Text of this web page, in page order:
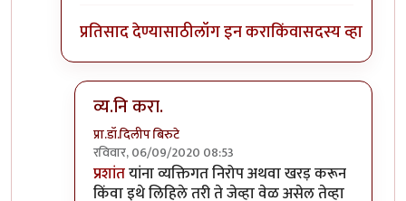
प्रतिसाद देण्यासाठीलॉग इन कराकिंवासदस्य व्हा
व्य.नि करा.
प्रा.डॉ.दिलीप बिरुटे
रविवार, 06/09/2020 08:53
In reply toUser name changebyOnShree
प्रशांतयांना व्यक्तिगत निरोप अथवा खरड़ करून
किंवा इथे लिहिले तरी ते जेव्हा वेळ असेल तेव्हा